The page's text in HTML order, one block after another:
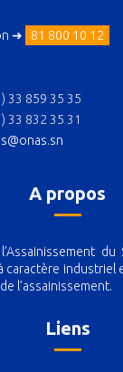
➜ 81 800 10 12
33 859 35 35
33 832 35 31
A propos
du
caractère industriel
l’assainissement.
Liens